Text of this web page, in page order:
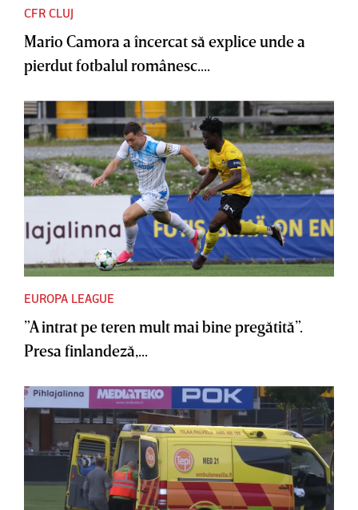
CFR CLUJ
Mario Camora a încercat să explice unde a
pierdut fotbalul românesc....
EUROPA LEAGUE
”A intrat pe teren mult mai bine pregătită”.
Presa finlandeză,...